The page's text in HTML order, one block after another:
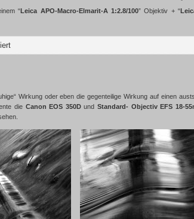
“Leica APO-Macro-Elmarit-A 1:2.8/100” Objektiv + “
Wirkung oder eben die gegenteilige Wirkung auf einen
dieCanon EOS 350DundStandard- Objectiv EFS 18-